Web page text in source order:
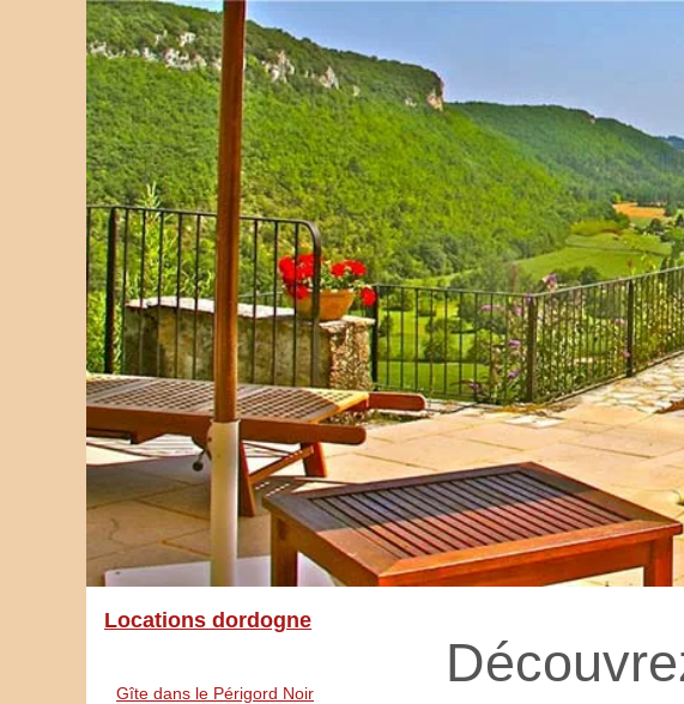
Locations dordogne
Gîte dans le Périgord Noir